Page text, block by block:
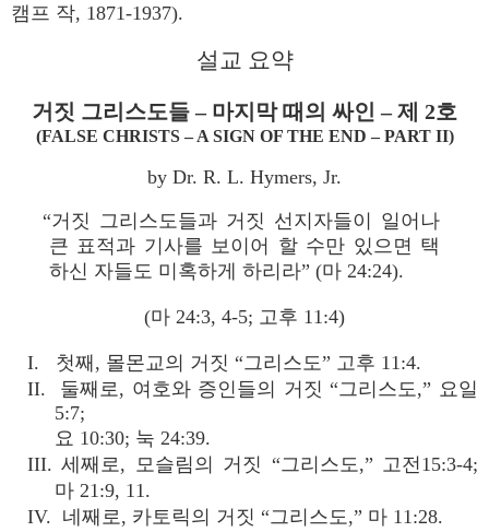
캠프 작, 1871-1937).
설교 요약
거짓 그리스도들 – 마지막 때의 싸인 – 제 2호
(FALSE CHRISTS – A SIGN OF THE END – PART II)
by Dr. R. L. Hymers, Jr.
“거짓 그리스도들과 거짓 선지자들이 일어나
큰 표적과 기사를 보이어 할 수만 있으면 택
하신 자들도 미혹하게 하리라” (마 24:24).
(마 24:3, 4-5; 고후 11:4)
I. 첫째, 몰몬교의 거짓 “그리스도” 고후 11:4.
II. 둘째로, 여호와 증인들의 거짓 “그리스도,” 요일
5:7;
요 10:30; 눅 24:39.
III. 세째로, 모슬림의 거짓 “그리스도,” 고전15:3-4;
마 21:9, 11.
IV. 네째로, 카토릭의 거짓 “그리스도,” 마 11:28.